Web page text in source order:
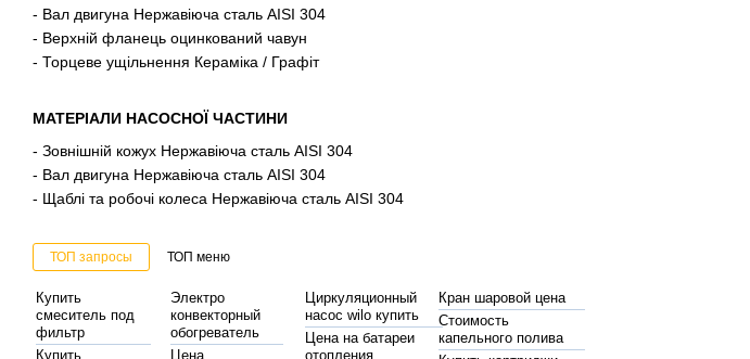
- Вал двигуна Нержавіюча сталь AISI 304
- Верхній фланець оцинкований чавун
- Торцеве ущільнення Кераміка / Графіт
МАТЕРІАЛИ НАСОСНОЇ ЧАСТИНИ
- Зовнішній кожух Нержавіюча сталь AISI 304
- Вал двигуна Нержавіюча сталь AISI 304
- Щаблі та робочі колеса Нержавіюча сталь AISI 304
ТОП запросы ТОП меню
Купить
смеситель под
фильтр
Купить
Электро
конвекторный
обогреватель
Цена
Циркуляционный
насос wilo купить
Цена на батареи
отопления
Кран шаровой цена
Стоимость
капельного полива